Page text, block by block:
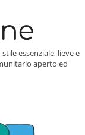
essenziale, lieve e
aperto ed